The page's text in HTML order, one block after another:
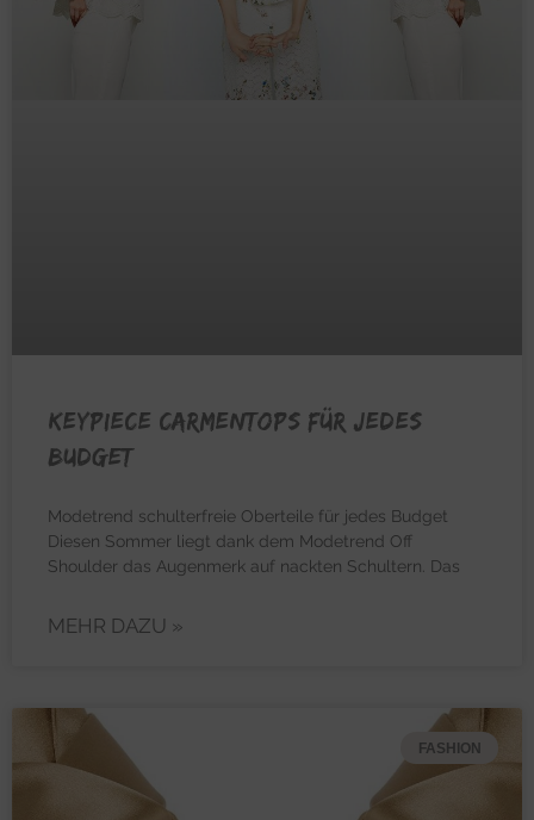
Keypiece Carmentops für jedes
Budget
Modetrend schulterfreie Oberteile für jedes Budget
Diesen Sommer liegt dank dem Modetrend Off
Shoulder das Augenmerk auf nackten Schultern. Das
MEHR DAZU »
FASHION